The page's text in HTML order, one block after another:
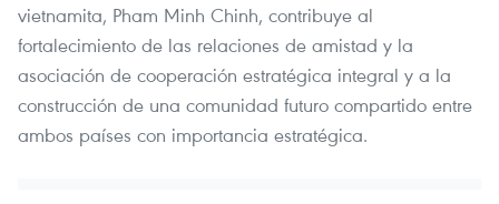
vietnamita, Pham Minh Chinh, contribuye al
fortalecimiento de las relaciones de amistad y la
asociación de cooperación estratégica integral y a la
construcción de una comunidad futuro compartido entre
ambos países con importancia estratégica.